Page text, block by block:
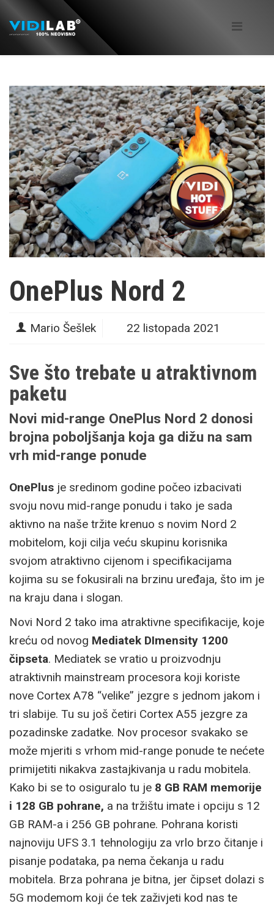
OnePlus Nord 2
Mario Šešlek 22 listopada 2021
Sve što trebate u atraktivnom
paketu
Novi mid-range OnePlus Nord 2 donosi
brojna poboljšanja koja ga dižu na sam
vrh mid-range ponude
OnePlus je sredinom godine počeo izbacivati
svoju novu mid-range ponudu i tako je sada
aktivno na naše tržite krenuo s novim Nord 2
mobitelom, koji cilja veću skupinu korisnika
svojom atraktivno cijenom i specifikacijama
kojima su se fokusirali na brzinu uređaja, što im je
na kraju dana i slogan.
Novi Nord 2 tako ima atraktivne specifikacije, koje
kreću od novog Mediatek DImensity 1200
čipseta. Mediatek se vratio u proizvodnju
atraktivnih mainstream procesora koji koriste
nove Cortex A78 “velike” jezgre s jednom jakom i
tri slabije. Tu su još četiri Cortex A55 jezgre za
pozadinske zadatke. Nov procesor svakako se
može mjeriti s vrhom mid-range ponude te nećete
primijetiti nikakva zastajkivanja u radu mobitela.
Kako bi se to osiguralo tu je 8 GB RAM memorije
i 128 GB pohrane, a na tržištu imate i opciju s 12
GB RAM-a i 256 GB pohrane. Pohrana koristi
najnoviju UFS 3.1 tehnologiju za vrlo brzo čitanje i
pisanje podataka, pa nema čekanja u radu
mobitela. Brza pohrana je bitna, jer čipset dolazi s
5G modemom koji će tek zaživjeti kod nas te